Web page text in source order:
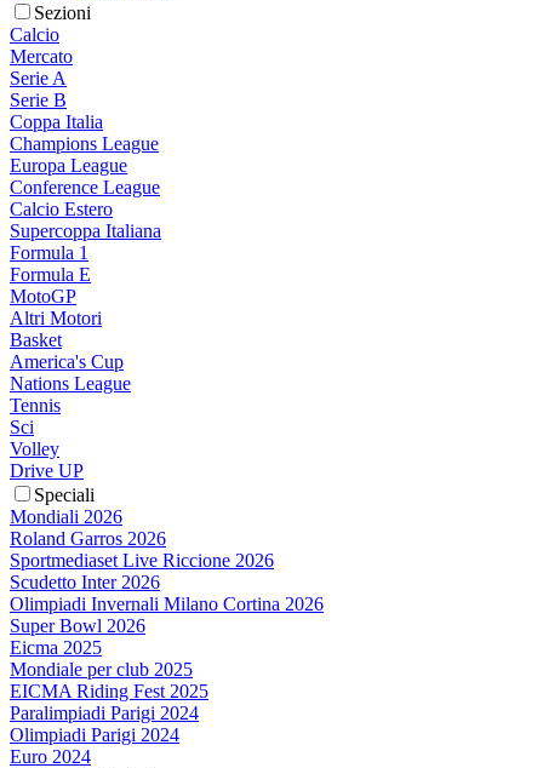
Sezioni
Calcio
Mercato
Serie A
Serie B
Coppa Italia
Champions League
Europa League
Conference League
Calcio Estero
Supercoppa Italiana
Formula 1
Formula E
MotoGP
Altri Motori
Basket
America's Cup
Nations League
Tennis
Sci
Volley
Drive UP
Speciali
Mondiali 2026
Roland Garros 2026
Sportmediaset Live Riccione 2026
Scudetto Inter 2026
Olimpiadi Invernali Milano Cortina 2026
Super Bowl 2026
Eicma 2025
Mondiale per club 2025
EICMA Riding Fest 2025
Paralimpiadi Parigi 2024
Olimpiadi Parigi 2024
Euro 2024